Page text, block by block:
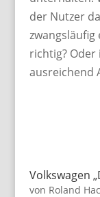
der Nutzer
richtig? Oder
ausreichend
Volkswagen
von Roland